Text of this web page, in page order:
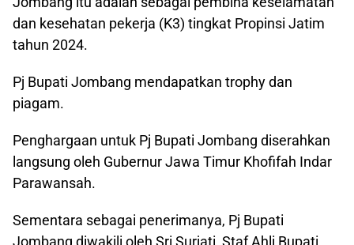
dan kesehatan pekerja (K3) tingkat Propinsi Jatim
tahun 2024.
Pj Bupati Jombang mendapatkan trophy dan
piagam.
Penghargaan untuk Pj Bupati Jombang diserahkan
langsung oleh Gubernur Jawa Timur Khofifah Indar
Parawansah.
Sementara sebagai penerimanya, Pj Bupati
Jombang diwakili oleh Sri Surjati, Staf Ahli Bupati